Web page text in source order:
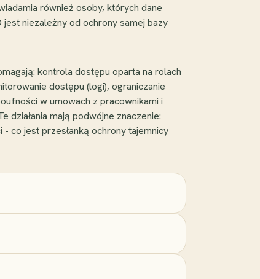
również osoby, których dane
niezależny od ochrony samej bazy
kontrola dostępu oparta na rolach
dostępu (logi), ograniczanie
w umowach z pracownikami i
działania mają podwójne znaczenie:
co jest przesłanką ochrony tajemnicy